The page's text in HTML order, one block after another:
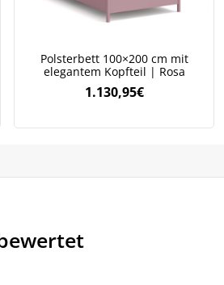
Polsterbett 100×200 cm mit
elegantem Kopfteil | Rosa
1.130,95€